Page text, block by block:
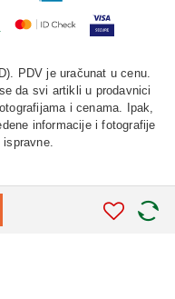
PDV je uračunat u cenu.
da svi artikli u prodavnici
i cenama. Ipak,
informacije i fotografije
zadržana.